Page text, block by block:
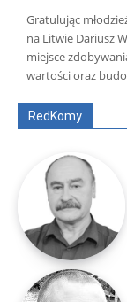
Gratulując
na Litwie Dariusz
miejsce
wartości oraz
RedKomy